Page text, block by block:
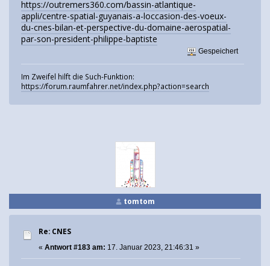
https://outremers360.com/bassin-atlantique-
appli/centre-spatial-guyanais-a-loccasion-des-voeux-
du-cnes-bilan-et-perspective-du-domaine-aerospatial-
par-son-president-philippe-baptiste
Gespeichert
Im Zweifel hilft die Such-Funktion:
https://forum.raumfahrer.net/index.php?action=search
tomtom
Re: CNES
« Antwort #183 am: 17. Januar 2023, 21:46:31 »